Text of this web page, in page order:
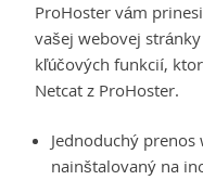
ProHoster vám
vašej webovej
kľúčových funkcií,
Netcat z ProHoster.
Jednoduchý
nainštalovaný na